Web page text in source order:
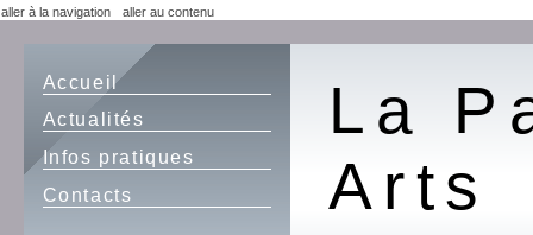
aller à la navigation aller au contenu
Accueil
Actualités
Infos pratiques
Contacts
La
Arts